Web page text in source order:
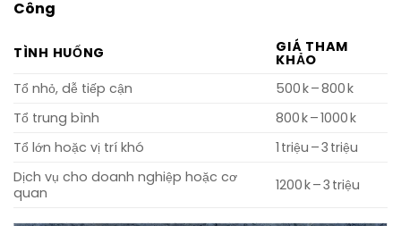
Công
TÌNH HUỐNG GIÁ THAM
KHẢO
Tổ nhỏ, dễ tiếp cận
500 k – 800 k
Tổ trung bình
800 k – 1000 k
Tổ lớn hoặc vị trí khó
1 triệu – 3 triệu
Dịch vụ cho doanh nghiệp hoặc cơ
quan
1200 k – 3 triệu